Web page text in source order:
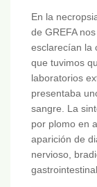
En la
de GREFA
esclarecían la
que tuvimos
laboratorios
presentaba
sangre. La
por plomo en
aparición de
nervioso,